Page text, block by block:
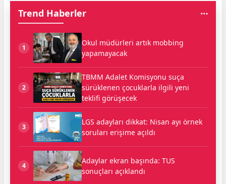
Trend Haberler
1
Okul müdürleri artık mobbing
yapamayacak
2
TBMM Adalet Komisyonu suça
sürüklenen çocuklarla ilgili yeni
teklifi görüşecek
3
LGS adayları dikkat: Nisan ayı örnek
soruları erişime açıldı
4
Adaylar ekran başında: TUS
sonuçları açıklandı